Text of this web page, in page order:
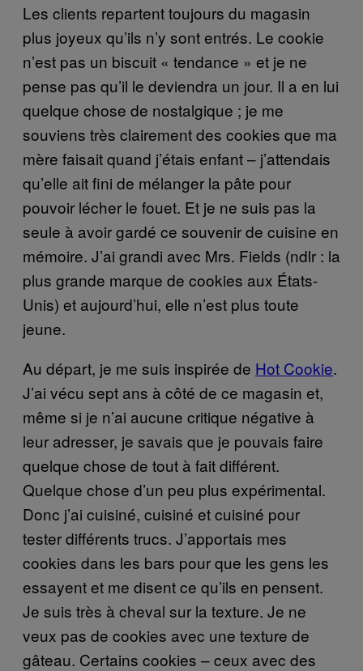
Les clients repartent toujours du magasin
plus joyeux qu’ils n’y sont entrés. Le cookie
n’est pas un biscuit « tendance » et je ne
pense pas qu’il le deviendra un jour. Il a en lui
quelque chose de nostalgique ; je me
souviens très clairement des cookies que ma
mère faisait quand j’étais enfant – j’attendais
qu’elle ait fini de mélanger la pâte pour
pouvoir lécher le fouet. Et je ne suis pas la
seule à avoir gardé ce souvenir de cuisine en
mémoire. J’ai grandi avec Mrs. Fields (ndlr : la
plus grande marque de cookies aux États-
Unis) et aujourd’hui, elle n’est plus toute
jeune.
Au départ, je me suis inspirée de Hot Cookie.
J’ai vécu sept ans à côté de ce magasin et,
même si je n’ai aucune critique négative à
leur adresser, je savais que je pouvais faire
quelque chose de tout à fait différent.
Quelque chose d’un peu plus expérimental.
Donc j’ai cuisiné, cuisiné et cuisiné pour
tester différents trucs. J’apportais mes
cookies dans les bars pour que les gens les
essayent et me disent ce qu’ils en pensent.
Je suis très à cheval sur la texture. Je ne
veux pas de cookies avec une texture de
gâteau. Certains cookies – ceux avec des